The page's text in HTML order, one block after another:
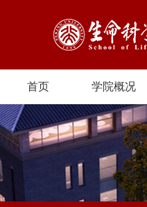
首页 学院概况